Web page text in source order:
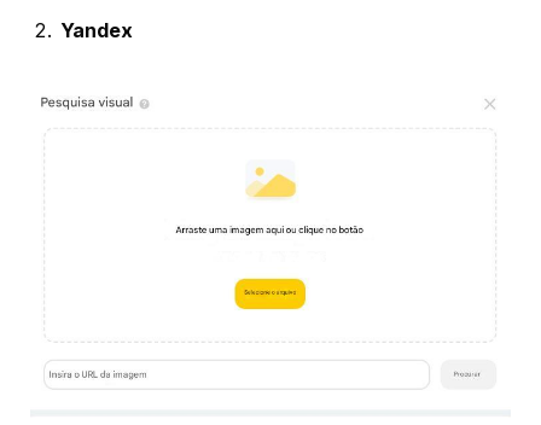
Yandex